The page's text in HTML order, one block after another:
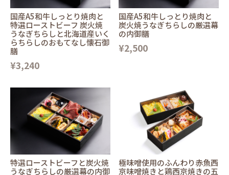
国産A5和牛しっとり焼肉と
特選ローストビーフ 炭火焼
うなぎちらしと北海道産いく
らちらしのおもてなし懐石御
膳
¥3,240
国産A5和牛しっとり焼肉と
炭火焼うなぎちらしの厳選幕
の内御膳
¥2,500
特選ローストビーフと炭火焼
うなぎちらしの厳選幕の内御
極味噌使用のふんわり赤魚西
京味噌焼きと鶏西京焼きの五